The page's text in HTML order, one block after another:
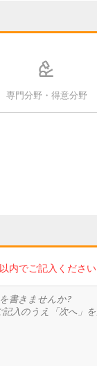
専門分野・得意分野
内でご記入ください